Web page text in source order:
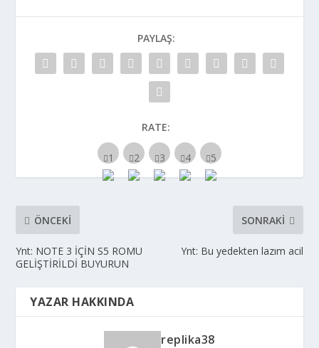
PAYLAŞ:
RATE:
ÖNCEKI
Ynt: NOTE 3 İÇİN S5 ROMU
GELİŞTİRİLDİ BUYURUN
SONRAKI
Ynt: Bu yedekten lazım acil
YAZAR HAKKINDA
replika38